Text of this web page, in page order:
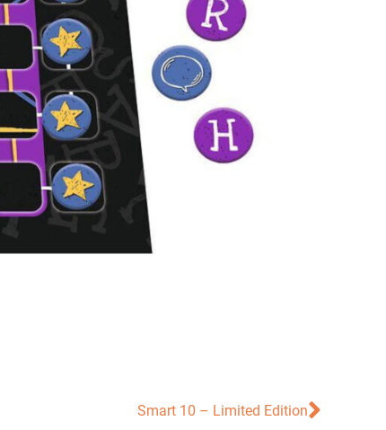
Smart 10 – Limited Edition